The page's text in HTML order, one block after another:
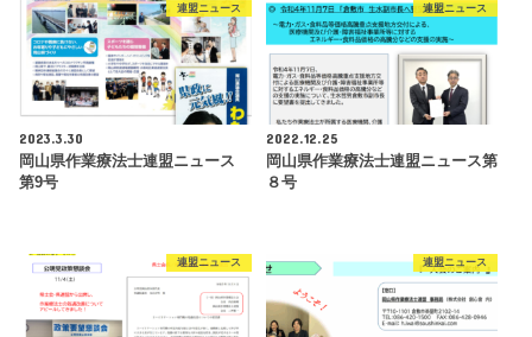
連盟ニュース
2023.3.30
岡山県作業療法士連盟ニュース
第9号
連盟ニュース
2022.12.25
岡山県作業療法士連盟ニュース第
８号
連盟ニュース 連盟ニュース